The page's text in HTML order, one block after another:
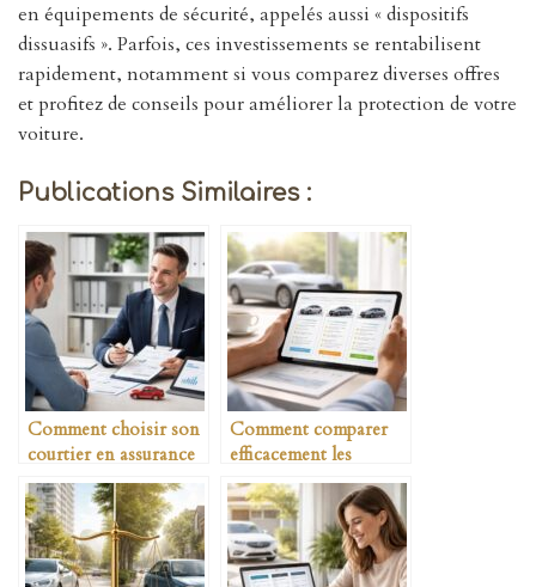
en équipements de sécurité, appelés aussi « dispositifs
dissuasifs ». Parfois, ces investissements se rentabilisent
rapidement, notamment si vous comparez diverses offres
et profitez de conseils pour améliorer la protection de votre
voiture.
Publications Similaires :
Comment choisir son
courtier en assurance
auto
Comment comparer
efficacement les
assurances auto